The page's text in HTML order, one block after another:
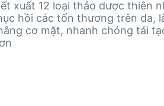
xuất 12 loại thảo dược thiên
hồi các tổn thương trên da,
cơ mặt, nhanh chóng tái